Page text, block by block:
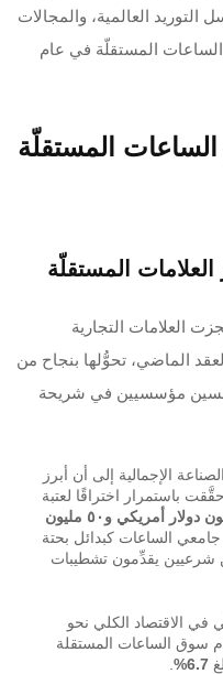
التوريد العالمية، والمجالات
الساعات المستقلّة في عام
المستقلّة
المستقلّة
الحالية لعام ٢٠٢٦، أنجزت العلامات التجارية
الماضي، تحوُّلها بنجاح من
مؤسسيين في شريحة
الإجمالية إلى أن أبرز
باستمرار اختراقًا لعتبة
٤٠ مليون دولار أمريكي و٥٠ مليون
الساعات كبدائل بحتة
شرعيين يقدِّمون تشطيبات
في الاقتصاد الكلي نحو
سوق الساعات المستقلة
6.7%